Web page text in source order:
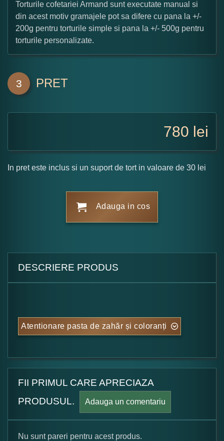
Torturile cofetariei Armand sunt executate manual si
din acest motiv gramajele pot sa difere cu pana la +/-
200g pentru torturile simple si pana la +/- 500g pentru
torturile personalizate.
3 PRET
780 lei
In pret este inclus si un suport de tort in valoare de 30 lei
Adauga in cos
DESCRIERE PRODUS
Atentionare pasta de zahăr și coloranți
FII PRIMUL CARE APRECIAZA
PRODUSUL.
Adauga un comentariu
Nu sunt pareri pentru acest produs.